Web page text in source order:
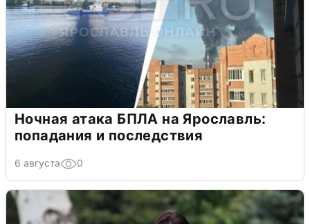
Ночная атака БПЛА на Ярославль:
попадания и последствия
6 августа 0